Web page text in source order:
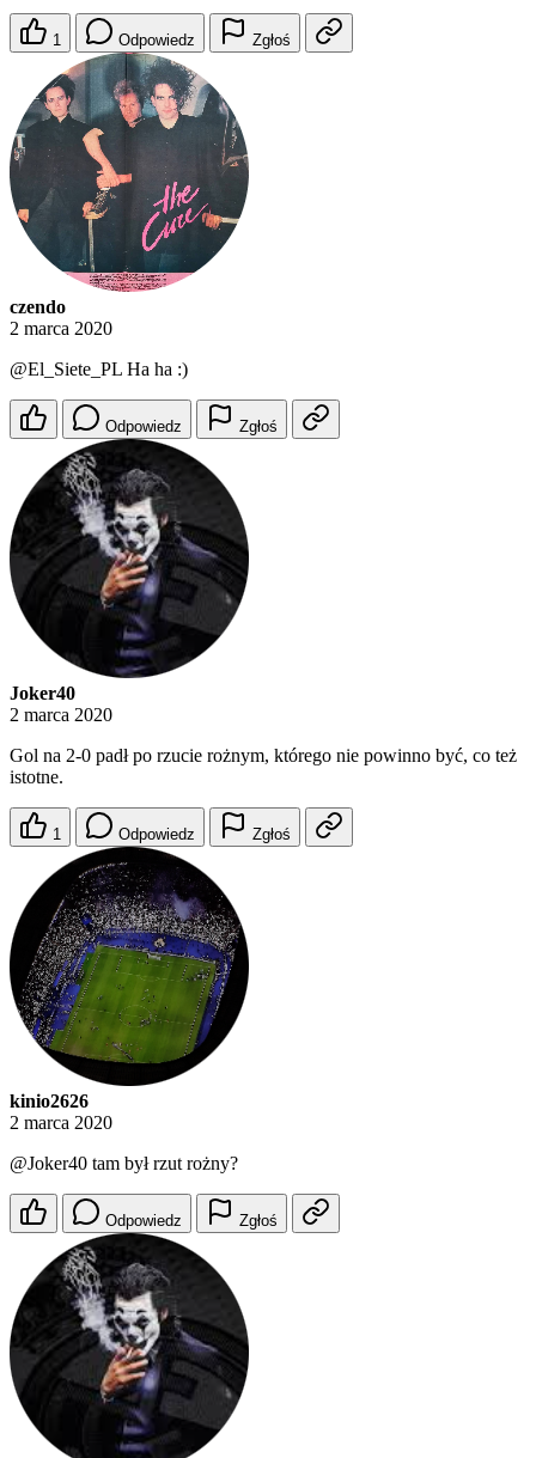
1 Odpowiedz Zgłoś
czendo
2 marca 2020
@El_Siete_PL Ha ha :)
Odpowiedz Zgłoś
Joker40
2 marca 2020
Gol na 2-0 padł po rzucie rożnym, którego nie powinno być, co też
istotne.
1 Odpowiedz Zgłoś
kinio2626
2 marca 2020
@Joker40 tam był rzut rożny?
Odpowiedz Zgłoś